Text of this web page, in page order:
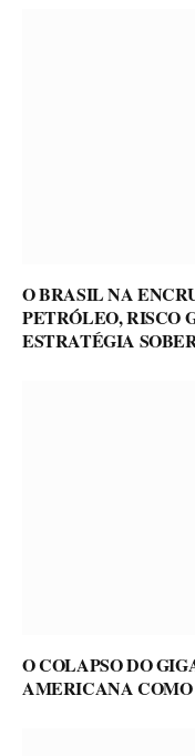
O BRASIL NA
PETRÓLEO, RISCO
ESTRATÉGIA
O COLAPSO DO
AMERICANA